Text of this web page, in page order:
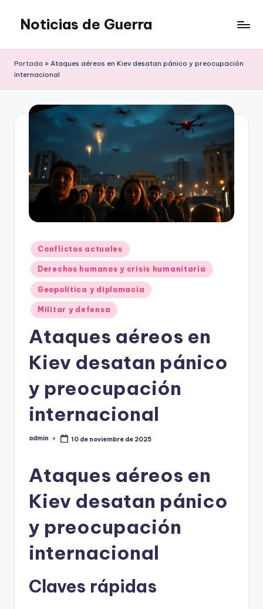
Saltar
contenido
Noticias de Guerra
Portada » Ataques aéreos en Kiev desatan pánico y preocupación
internacional
Publicado
en
Conflictos actuales
Derechos humanos y crisis humanitaria
Geopolítica y diplomacia
Militar y defensa
Ataques aéreos en
Kiev desatan pánico
y preocupación
internacional
Publicado
admin 10 de noviembre de 2025
Ataques aéreos en
Kiev desatan pánico
y preocupación
internacional
Claves rápidas